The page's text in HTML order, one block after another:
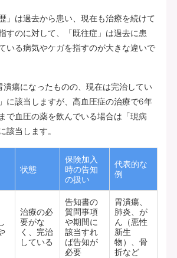
」は過去から患い、現在も治療を続けて
すのに対して、「既往症」は過去に患
いる病気やケガを指すのが大きな違いで
瘍になったものの、現在は完治してい
に該当しますが、高血圧症の治療で6年
で血圧の薬を飲んでいる場合は「現病
該当します。
状態
保険加入
時の告知
の扱い
代表的な
例
治療の必
要がな
く、完治
している
告知書の
質問事項
や期間に
該当すれ
ば告知が
必要
胃潰瘍、
肺炎、が
ん（悪性
新生
物）、骨
折など